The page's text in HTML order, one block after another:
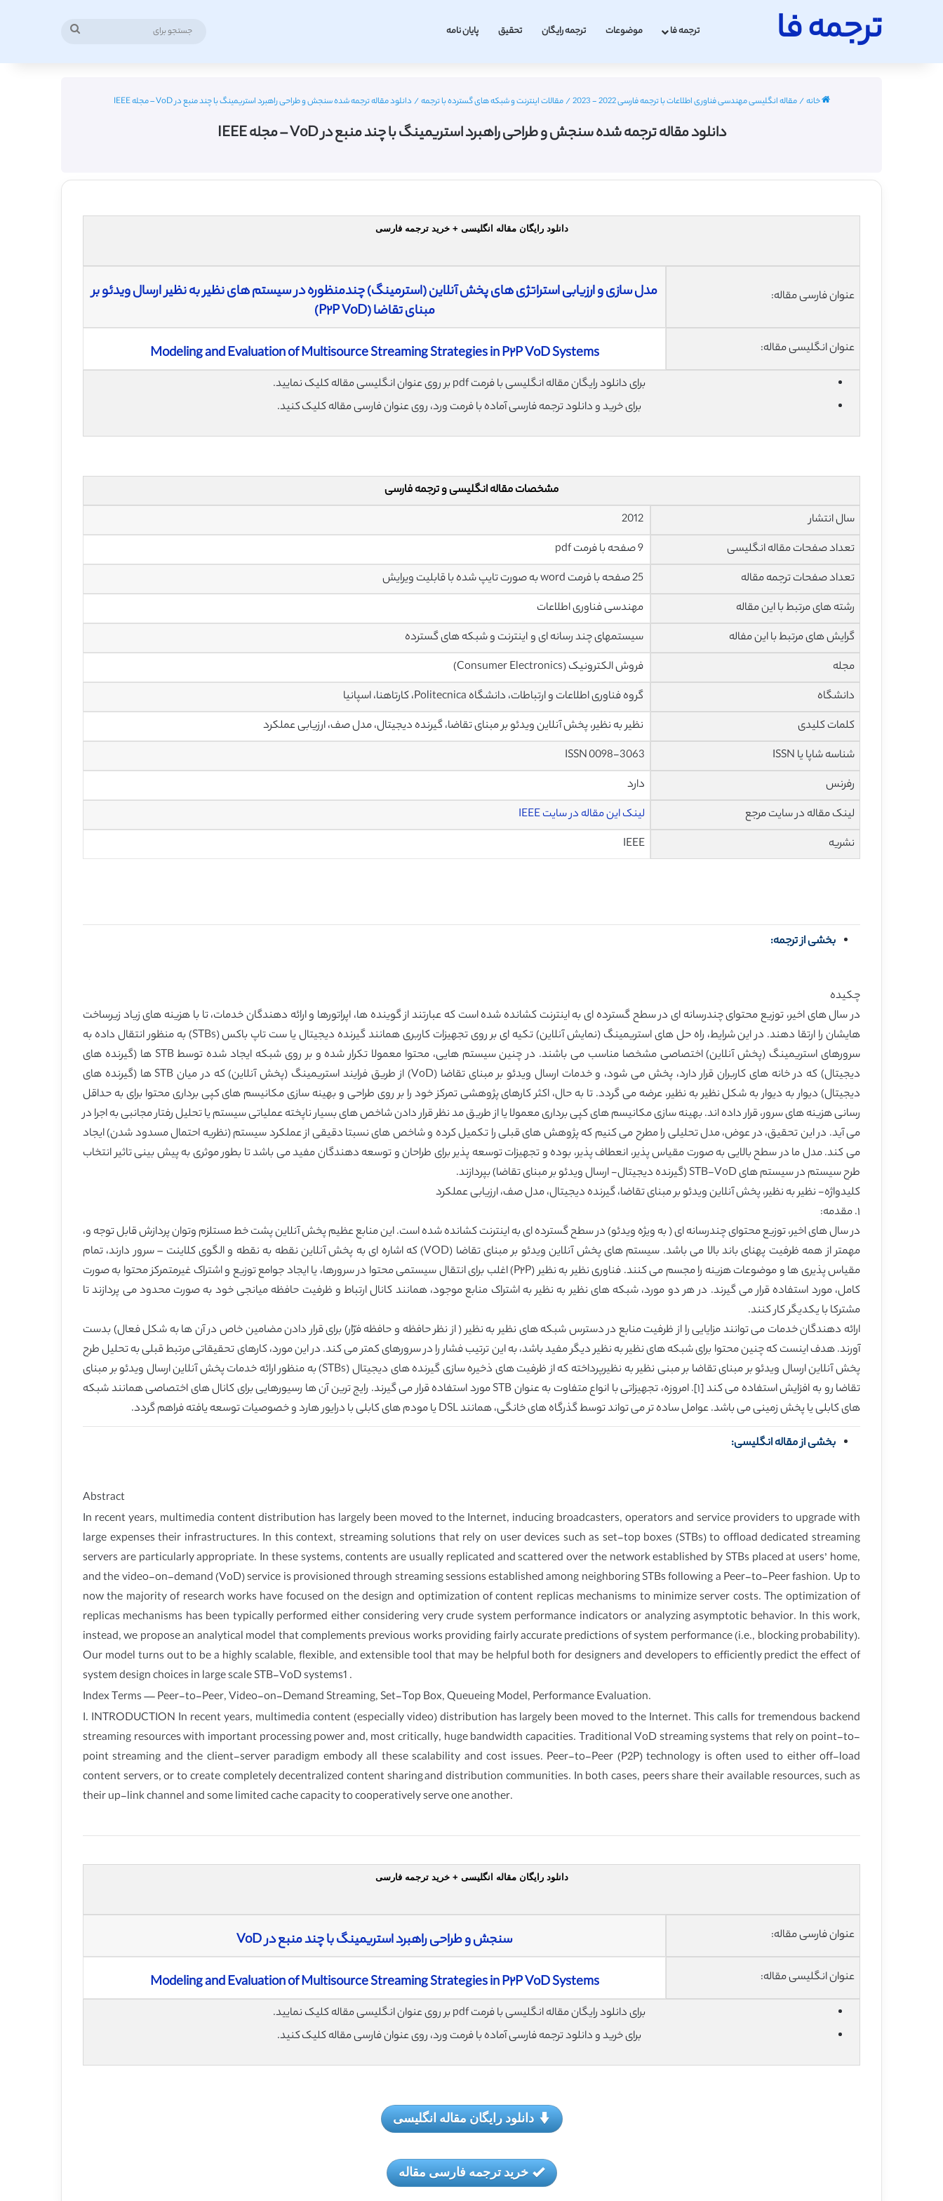
ترجمه فا ترجمه فا موضوعات ترجمه رایگان تحقیق پایان نامه
خانه/مقاله انگلیسی مهندسی فناوری اطلاعات با ترجمه فارسی 2022 - 2023 /مقالات اینترنت و شبکه های گسترده با ترجمه/ دانلود مقاله ترجمه شده سنجش و طراحی راهبرد استریمینگ با چند منبع در VoD – مجله IEEE
دانلود مقاله ترجمه شده سنجش و طراحی راهبرد استریمینگ با چند منبع در VoD – مجله IEEE
دانلود رایگان مقاله انگلیسی + خرید ترجمه فارسی
عنوان فارسی مقاله:
مدل سازی و ارزیابی استراتژی های پخش آنلاین (استرمینگ) چندمنظوره در سیستم های نظیر به نظیر ارسال ویدئو بر
مبنای تقاضا (P٢P VoD)
عنوان انگلیسی مقاله: Modeling and Evaluation of Multisource Streaming Strategies in P٢P VoD Systems
برای دانلود رایگان مقاله انگلیسی با فرمت pdf بر روی عنوان انگلیسی مقاله کلیک نمایید.
برای خرید و دانلود ترجمه فارسی آماده با فرمت ورد، روی عنوان فارسی مقاله کلیک کنید.
مشخصات مقاله انگلیسی و ترجمه فارسی
سال انتشار
تعداد صفحات مقاله انگلیسی
تعداد صفحات ترجمه مقاله
رشته های مرتبط با این مقاله
مهندسی فناوری اطلاعات
گرایش های مرتبط با این مفاله
سیستمهای چند رسانه ای و اینترنت و شبکه های گسترده
مجله
فروش الکترونیک (Consumer Electronics)
دانشگاه
گروه فناوری اطلاعات و ارتباطات، دانشگاه Politecnica، کارتاهنا، اسپانیا
کلمات کلیدی
نظیر به نظیر، پخش آنلاین ویدئو بر مبنای تقاضا، گیرنده دیجیتال، مدل صف، ارزیابی عملکرد
شناسه شاپا یا ISSN
ISSN 0098-3063
رفرنس
دارد
لینک مقاله در سایت مرجع
لینک این مقاله در سایت IEEE
نشریه
IEEE
بخشی از ترجمه:
چکیده
در سال های اخیر، توزیع محتوای چندرسانه ای در سطح گسترده ای به اینترنت کشانده شده است که عبارتند از گوینده ها، اپراتورها و ارائه دهندگان خدمات، تا با هزینه های زیاد زیرساخت
هایشان را ارتقا دهند. در این شرایط، راه حل های استریمینگ (نمایش آنلاین) تکیه ای بر روی تجهیزات کاربری همانند گیرنده دیجیتال یا ست تاپ باکس (STBs) به منظور انتقال داده به
سرورهای استریمینگ (پخش آنلاین) اختصاصی مشخصا مناسب می باشند. در چنین سیستم هایی، محتوا معمولا تکرار شده و بر روی شبکه ایجاد شده توسط STB ها (گیرنده های
دیجیتال) که در خانه های کاربران قرار دارد، پخش می شود، و خدمات ارسال ویدئو بر مبنای تقاضا (VoD) از طریق فرایند استریمینگ (پخش آنلاین) که در میان STB ها (گیرنده های
دیجیتال) دیوار به دیوار به شکل نظیر به نظیر، عرضه می گردد. تا به حال، اکثر کارهای پژوهشی تمرکز خود را بر روی طراحی و بهینه سازی مکانیسم های کپی برداری محتوا برای به حداقل
رسانی هزینه های سرور، قرار داده اند. بهینه سازی مکانیسم های کپی برداری معمولا یا از طریق مد نظر قرار دادن شاخص های بسیار ناپخته عملیاتی سیستم یا تحلیل رفتار مجانبی به اجرا در
می آید. در این تحقیق، در عوض، مدل تحلیلی را مطرح می کنیم که پژوهش های قبلی را تکمیل کرده و شاخص های نسبتا دقیقی از عملکرد سیستم (نظریه احتمال مسدود شدن) ایجاد
می کند. مدل ما در سطح بالایی به صورت مقیاس پذیر، انعطاف پذیر، بوده و تجهیزات توسعه پذیر برای طراحان و توسعه دهندگان مفید می باشد تا بطور موثری به پیش بینی تاثیر انتخاب
طرح سیستم در سیستم های STB-VoD (گیرنده دیجیتال- ارسال ویدئو بر مبنای تقاضا) بپردازند.
کلیدواژه- نظیر به نظیر، پخش آنلاین ویدئو بر مبنای تقاضا، گیرنده دیجیتال، مدل صف، ارزیابی عملکرد
١. مقدمه:
در سال های اخیر، توزیع محتوای چندرسانه ای ( به ویژه ویدئو) در سطح گسترده ای به اینترنت کشانده شده است. این منابع عظیم پخش آنلاین پشت خط مستلزم وتوان پردازش قابل توجه و،
مهمتر از همه ظرفیت پهنای باند بالا می باشد. سیستم های پخش آنلاین ویدئو بر مبنای تقاضا (VOD) که اشاره ای به پخش آنلاین نقطه به نقطه و الگوی کلاینت – سرور دارند، تمام
مقیاس پذیری ها و موضوعات هزینه را مجسم می کنند. فناوری نظیر به نظیر (P٢P) اغلب برای انتقال سیستمی محتوا در سرورها، یا ایجاد جوامع توزیع و اشتراک غیرمتمرکز محتوا به صورت
کامل، مورد استفاده قرار می گیرند. در هر دو مورد، شبکه های نظیر به نظیر به اشتراک منابع موجود، همانند کانال ارتباط و ظرفیت حافظه میانجی خود به صورت محدود می پردازند تا
مشترکا با یکدیگر کار کنند.
ارائه دهندگان خدمات می توانند مزایایی را از ظرفیت منابع در دسترس شبکه های نظیر به نظیر ( از نظر حافظه و حافظه فرّار) برای قرار دادن مضامین خاص در آن ها به شکل فعال) بدست
آورند. هدف اینست که چنین محتوا برای شبکه های نظیر به نظیر دیگر مفید باشد، به این ترتیب فشار را در سرورهای کمتر می کند. در این مورد، کارهای تحقیقاتی مرتبط قبلی به تحلیل طرح
پخش آنلاین ارسال ویدئو بر مبنای تقاضا بر مبنی نظیر به نظیرپرداخته که از ظرفیت های ذخیره سازی گیرنده های دیجیتال (STBs) به منظور ارائه خدمات پخش آنلاین ارسال ویدئو بر مبنای
تقاضا رو به افزایش استفاده می کند [١]. امروزه، تجهیزاتی با انواع متفاوت به عنوان STB مورد استفاده قرار می گیرند. رایج ترین آن ها رسیورهایی برای کانال های اختصاصی همانند شبکه
های کابلی یا پخش زمینی می باشد. عوامل ساده تر می تواند توسط گذرگاه های خانگی، همانند DSL یا مودم های کابلی با درایور هارد و خصوصیات توسعه یافته فراهم گردد.
بخشی از مقاله انگلیسی:
Abstract
In recent years, multimedia content distribution has largely been moved to the Internet, inducing broadcasters, operators and service providers to upgrade with
large expenses their infrastructures. In this context, streaming solutions that rely on user devices such as set-top boxes (STBs) to offload dedicated streaming
servers are particularly appropriate. In these systems, contents are usually replicated and scattered over the network established by STBs placed at users’ home,
and the video-on-demand (VoD) service is provisioned through streaming sessions established among neighboring STBs following a Peer-to-Peer fashion. Up to
now the majority of research works have focused on the design and optimization of content replicas mechanisms to minimize server costs. The optimization of
replicas mechanisms has been typically performed either considering very crude system performance indicators or analyzing asymptotic behavior. In this work,
instead, we propose an analytical model that complements previous works providing fairly accurate predictions of system performance (i.e., blocking probability).
Our model turns out to be a highly scalable, flexible, and extensible tool that may be helpful both for designers and developers to efficiently predict the effect of
system design choices in large scale STB-VoD systems1 .
Index Terms — Peer-to-Peer, Video-on-Demand Streaming, Set-Top Box, Queueing Model, Performance Evaluation.
I. INTRODUCTION In recent years, multimedia content (especially video) distribution has largely been moved to the Internet. This calls for tremendous backend
streaming resources with important processing power and, most critically, huge bandwidth capacities. Traditional VoD streaming systems that rely on point-to-
point streaming and the client-server paradigm embody all these scalability and cost issues. Peer-to-Peer (P2P) technology is often used to either off-load
content servers, or to create completely decentralized content sharing and distribution communities. In both cases, peers share their available resources, such as
their up-link channel and some limited cache capacity to cooperatively serve one another.
دانلود رایگان مقاله انگلیسی + خرید ترجمه فارسی
عنوان فارسی مقاله: سنجش و طراحی راهبرد استریمینگ با چند منبع در VoD
عنوان انگلیسی مقاله: Modeling and Evaluation of Multisource Streaming Strategies in P٢P VoD Systems
برای دانلود رایگان مقاله انگلیسی با فرمت pdf بر روی عنوان انگلیسی مقاله کلیک نمایید.
برای خرید و دانلود ترجمه فارسی آماده با فرمت ورد، روی عنوان فارسی مقاله کلیک کنید.
دانلود رایگان مقاله انگلیسی
خرید ترجمه فارسی مقاله